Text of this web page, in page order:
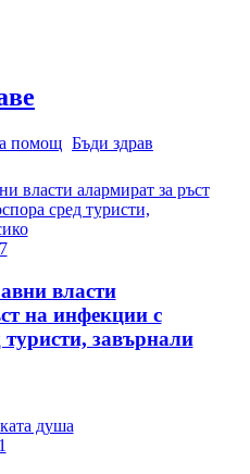
помощ Бъди здрав
власти
на инфекции с
завърнали